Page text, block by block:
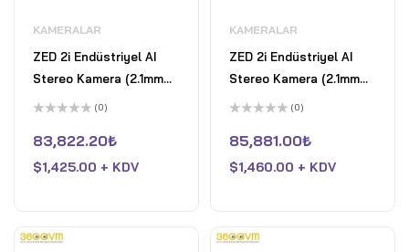
KAMERALAR
ZED 2i Endüstriyel AI
Stereo Kamera (2.1mm
Polarizeli, 3m Kablo)
üzerinden
0
aldı
(0)
83,822.20₺
$1,425.00 + KDV
KAMERALAR
ZED 2i Endüstriyel AI
Stereo Kamera (2.1mm
Polarizeli, 5m Kablo)
üzerinden
0
aldı
(0)
85,881.00₺
$1,460.00 + KDV